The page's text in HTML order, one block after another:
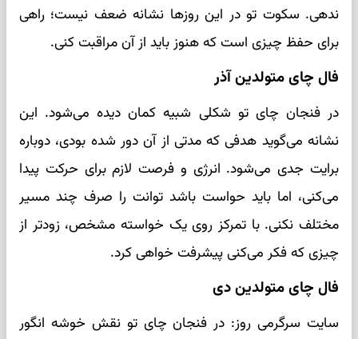
ندهی. سکوت تو در این روزها نشانه ضعف نیست؛ راهی
برای حفظ چیزی است که هنوز باید از آن مراقبت کنی.
فال چای متولدین آذر
در فنجان چای تو شکلی شبیه کمان دیده می‌شود. این
نشانه می‌گوید هدفی که مدتی از آن دور شده بودی، دوباره
برایت جدی می‌شود. انرژی و فرصت لازم برای حرکت پیدا
می‌کنی، اما باید حواست باشد توانت را صرف چند مسیر
مختلف نکنی. با تمرکز روی یک خواسته مشخص، زودتر از
چیزی که فکر می‌کنی پیشرفت خواهی کرد.
فال چای متولدین دی
سایت سرگرمی روز: در فنجان چای تو نقش خوشه انگور